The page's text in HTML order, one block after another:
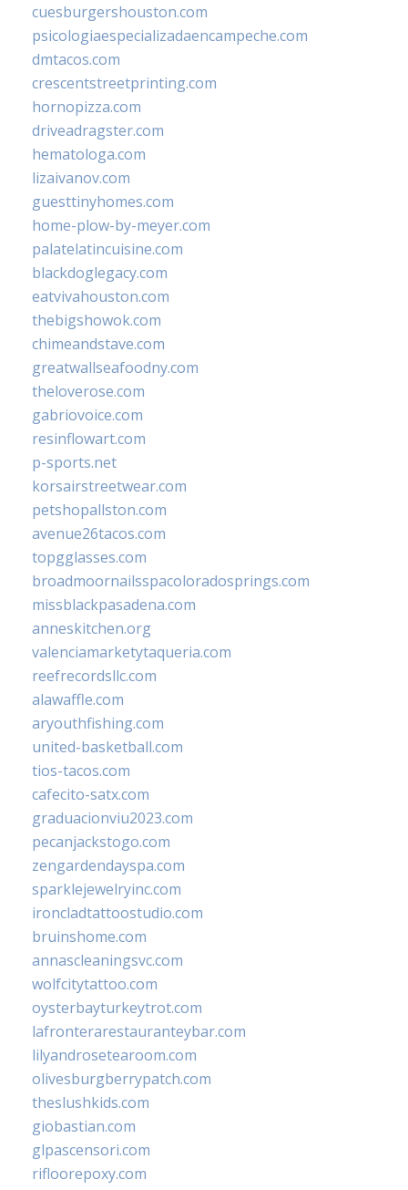
cuesburgershouston.com
psicologiaespecializadaencampeche.com
dmtacos.com
crescentstreetprinting.com
hornopizza.com
driveadragster.com
hematologa.com
lizaivanov.com
guesttinyhomes.com
home-plow-by-meyer.com
palatelatincuisine.com
blackdoglegacy.com
eatvivahouston.com
thebigshowok.com
chimeandstave.com
greatwallseafoodny.com
theloverose.com
gabriovoice.com
resinflowart.com
p-sports.net
korsairstreetwear.com
petshopallston.com
avenue26tacos.com
topgglasses.com
broadmoornailsspacoloradosprings.com
missblackpasadena.com
anneskitchen.org
valenciamarketytaqueria.com
reefrecordsllc.com
alawaffle.com
aryouthfishing.com
united-basketball.com
tios-tacos.com
cafecito-satx.com
graduacionviu2023.com
pecanjackstogo.com
zengardendayspa.com
sparklejewelryinc.com
ironcladtattoostudio.com
bruinshome.com
annascleaningsvc.com
wolfcitytattoo.com
oysterbayturkeytrot.com
lafronterarestauranteybar.com
lilyandrosetearoom.com
olivesburgberrypatch.com
theslushkids.com
giobastian.com
glpascensori.com
rifloorepoxy.com